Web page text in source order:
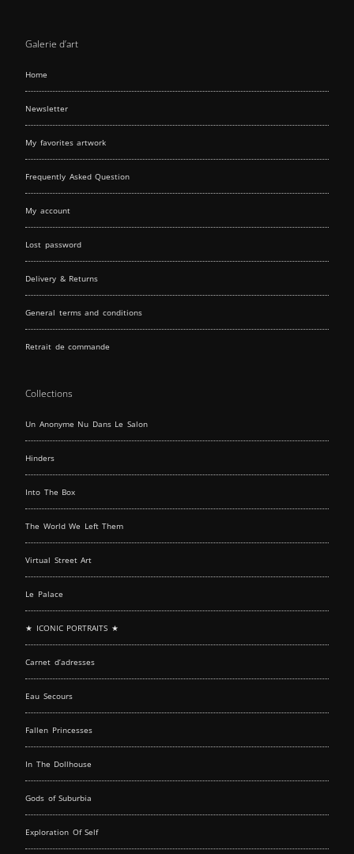
Galerie d’art
Home
Newsletter
My favorites artwork
Frequently Asked Question
My account
Lost password
Delivery & Returns
General terms and conditions
Retrait de commande
Collections
Un Anonyme Nu Dans Le Salon
Hinders
Into The Box
The World We Left Them
Virtual Street Art
Le Palace
★ ICONIC PORTRAITS ★
Carnet d’adresses
Eau Secours
Fallen Princesses
In The Dollhouse
Gods of Suburbia
Exploration Of Self